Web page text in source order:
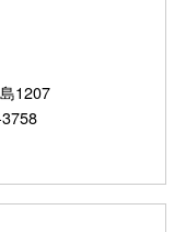
1207